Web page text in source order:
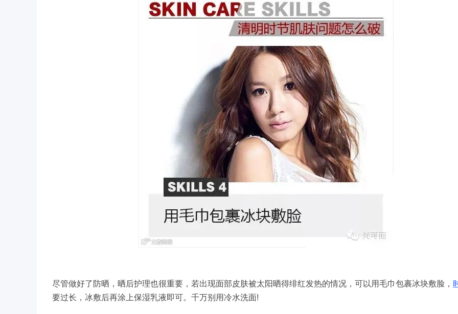
尽管做好了防晒，晒后护理也很重要，若出现面部皮肤被太阳晒得绯红发热的情况，可以用毛巾包裹冰块敷脸，
要过长，冰敷后再涂上保湿乳液即可。千万别用冷水洗面!